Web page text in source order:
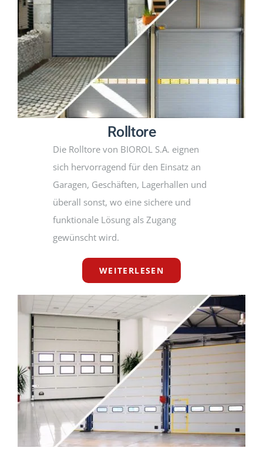
PRODUKTE
PROJEKTE
AKTUELLES
CONTACT
Rolltore
Die Rolltore von BIOROL S.A. eignen
sich hervorragend für den Einsatz an
Garagen, Geschäften, Lagerhallen und
überall sonst, wo eine sichere und
funktionale Lösung als Zugang
gewünscht wird.
WEITERLESEN